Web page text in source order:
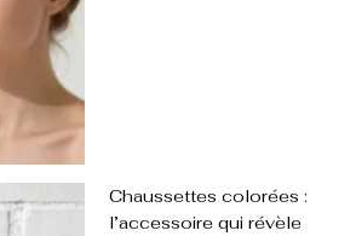
Chaussettes colorées :
l’accessoire qui révèle